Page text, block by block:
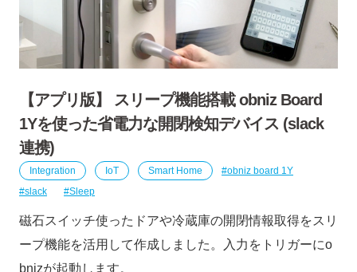
【アプリ版】 スリープ機能搭載 obniz Board
1Yを使った省電力な開閉検知デバイス (slack
連携)
Integration IoT Smart Home
obniz board 1Y
slack
Sleep
磁石スイッチ使ったドアや冷蔵庫の開閉情報取得をスリ
ープ機能を活用して作成しました。入力をトリガーにo
bnizが起動します。